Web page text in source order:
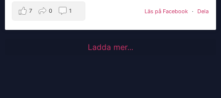
Läs på Facebook · Dela
7 0 1
Ladda mer...